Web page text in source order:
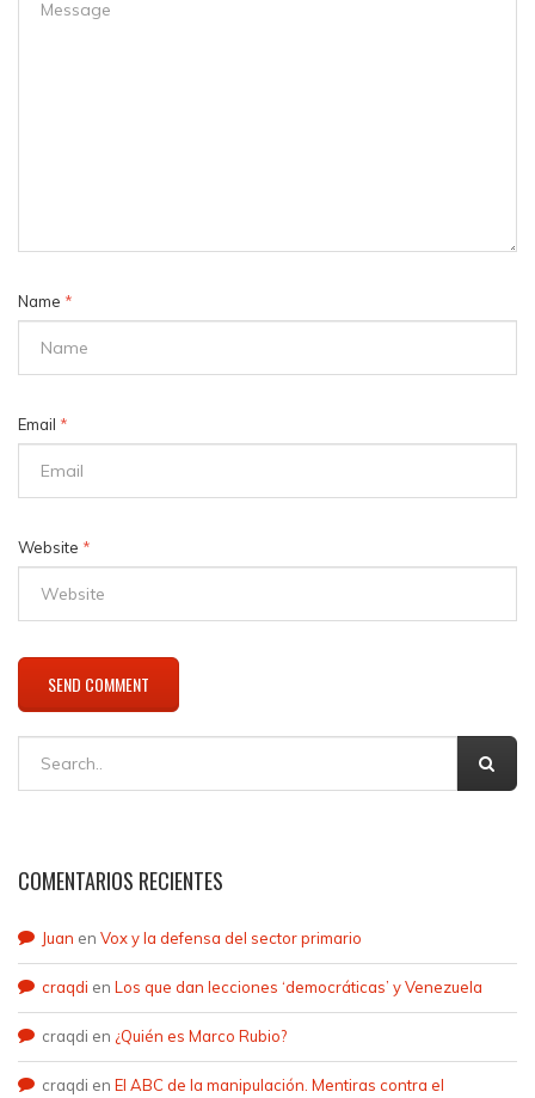
Name *
Email *
Website *
COMENTARIOS RECIENTES
Juan en Vox y la defensa del sector primario
craqdi en Los que dan lecciones ‘democráticas’ y Venezuela
craqdi en ¿Quién es Marco Rubio?
craqdi en El ABC de la manipulación. Mentiras contra el